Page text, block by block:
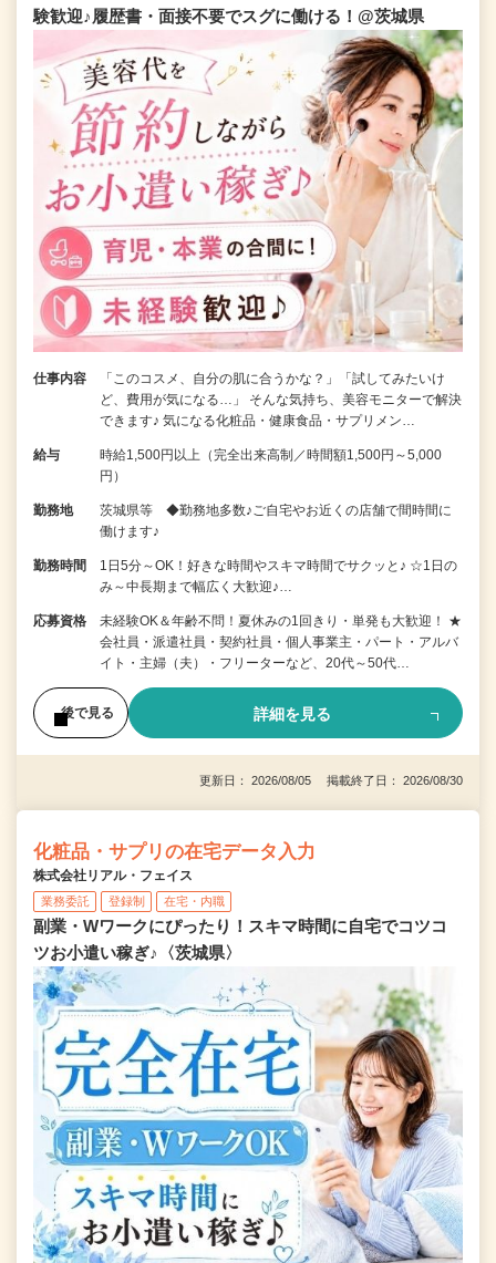
験歓迎♪履歴書・面接不要でスグに働ける！@茨城県
仕事内容
「このコスメ、自分の肌に合うかな？」「試してみたいけ
ど、費用が気になる…」 そんな気持ち、美容モニターで解決
できます♪ 気になる化粧品・健康食品・サプリメン…
給与
時給1,500円以上（完全出来高制／時間額1,500円～5,000
円）
勤務地
茨城県等 ◆勤務地多数♪ご自宅やお近くの店舗で間時間に
働けます♪
勤務時間
1日5分～OK！好きな時間やスキマ時間でサクッと♪ ☆1日の
み～中長期まで幅広く大歓迎♪…
応募資格
未経験OK＆年齢不問！夏休みの1回きり・単発も大歓迎！ ★
会社員・派遣社員・契約社員・個人事業主・パート・アルバ
イト・主婦（夫）・フリーターなど、20代～50代…
後で見る 詳細を見る
更新日： 2026/08/05 掲載終了日： 2026/08/30
化粧品・サプリの在宅データ入力
株式会社リアル・フェイス
業務委託 登録制 在宅・内職
副業・Wワークにぴったり！スキマ時間に自宅でコツコ
ツお小遣い稼ぎ♪〈茨城県〉